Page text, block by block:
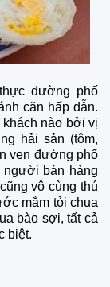
đường phố
căn hấp dẫn.
khách nào bởi vị
hải sản (tôm,
ven đường phố
người bán hàng
vô cùng thú
mắm tỏi chua
bào sợi, tất cả
biệt.